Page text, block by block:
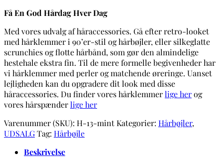
Få En God Hårdag Hver Dag
Med vores udvalg af håraccessories. Gå efter retro-looket
med hårklemmer i 90’er-stil og hårbøjler, eller silkeglatte
scrunchies og flotte hårbånd, som gør den almindelige
hestehale ekstra fin. Til de mere formelle begivenheder har
vi hårklemmer med perler og matchende øreringe. Uanset
lejligheden kan du opgradere dit look med disse
håraccessories. Du finder vores hårklemmerlige herog
vores hårspænderlige her
Varenummer (SKU): H-13-mintKategorier: Hårbøjler,
UDSALGTag: Hårbøjle
Beskrivelse